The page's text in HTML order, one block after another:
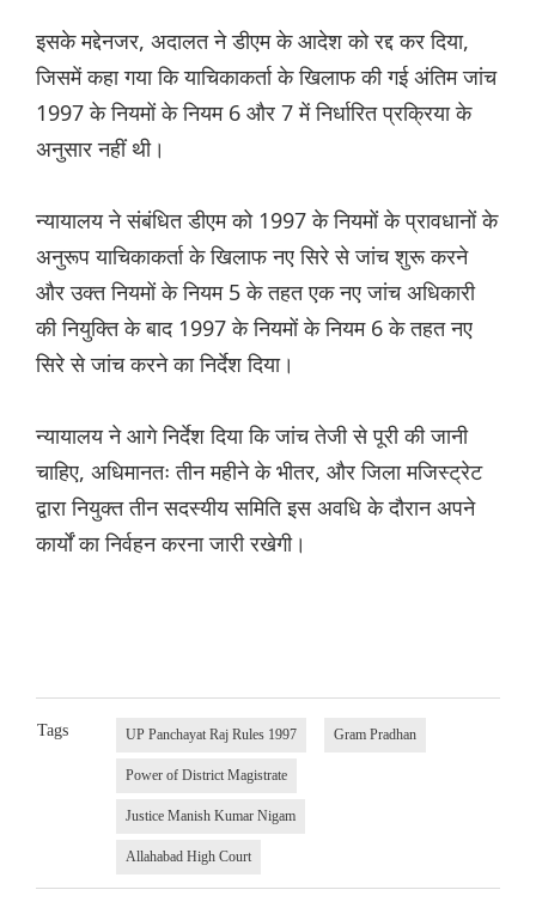
इसके मद्देनजर, अदालत ने डीएम के आदेश को रद्द कर दिया,
जिसमें कहा गया कि याचिकाकर्ता के खिलाफ की गई अंतिम जांच
1997 के नियमों के नियम 6 और 7 में निर्धारित प्रक्रिया के
अनुसार नहीं थी।
न्यायालय ने संबंधित डीएम को 1997 के नियमों के प्रावधानों के
अनुरूप याचिकाकर्ता के खिलाफ नए सिरे से जांच शुरू करने
और उक्त नियमों के नियम 5 के तहत एक नए जांच अधिकारी
की नियुक्ति के बाद 1997 के नियमों के नियम 6 के तहत नए
सिरे से जांच करने का निर्देश दिया।
न्यायालय ने आगे निर्देश दिया कि जांच तेजी से पूरी की जानी
चाहिए, अधिमानतः तीन महीने के भीतर, और जिला मजिस्ट्रेट
द्वारा नियुक्त तीन सदस्यीय समिति इस अवधि के दौरान अपने
कार्यों का निर्वहन करना जारी रखेगी।
Tags UP Panchayat Raj Rules 1997 Gram Pradhan
Power of District Magistrate
Justice Manish Kumar Nigam
Allahabad High Court